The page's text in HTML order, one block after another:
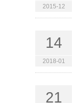
2015-12
14
2018-01
21